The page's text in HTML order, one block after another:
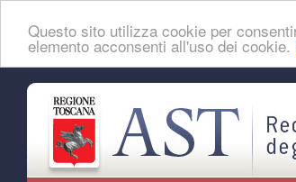
Questo sito utilizza cookie per
elemento acconsenti all'uso dei cookie.